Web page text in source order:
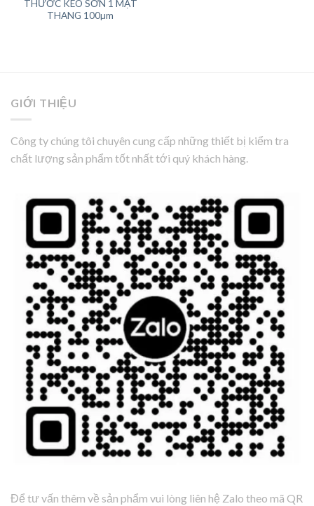
THƯỚC KÉO SƠN 1 MẶT
THANG 100µm
GIỚI THIỆU
Công ty chúng tôi chuyên cung cấp những thiết bị kiểm tra
chất lượng sản phẩm tốt nhất tới quý khách hàng.
Để tư vấn thêm về sản phẩm vui lòng liên hệ Zalo theo mã QR